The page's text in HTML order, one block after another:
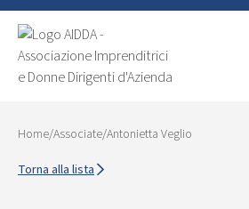
Home/Associate/Antonietta Veglio
Torna alla lista